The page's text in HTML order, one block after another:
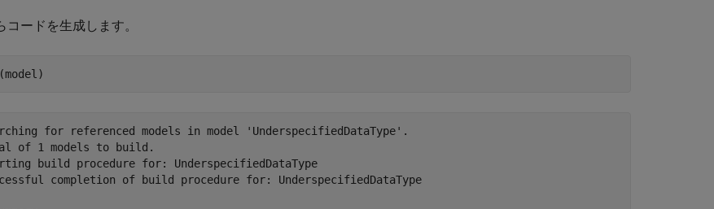
コードを生成します。
for referenced models in model 'UnderspecifiedDataType'.
of 1 models to build.
build procedure for: UnderspecifiedDataType
completion of build procedure for: UnderspecifiedDataType